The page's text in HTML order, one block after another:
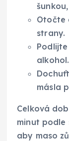
Otočte
strany.
alkohol.
másla
Celková
minut podle
aby maso